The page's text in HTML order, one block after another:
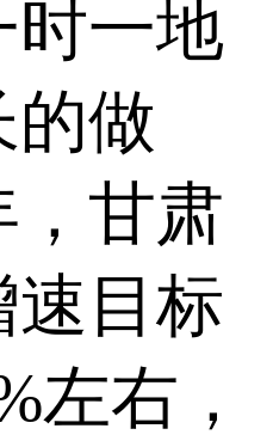
时一地
的做
，甘肃
速目标
左右，